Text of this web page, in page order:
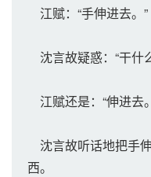
江赋：“手伸进去。”
沈言故疑惑：“干什
江赋还是：“伸进去
沈言故听话地把手
西。